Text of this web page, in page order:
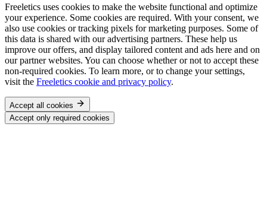
Freeletics uses cookies to make the website functional and optimize
your experience. Some cookies are required. With your consent, we
also use cookies or tracking pixels for marketing purposes. Some of
this data is shared with our advertising partners. These help us
improve our offers, and display tailored content and ads here and on
our partner websites. You can choose whether or not to accept these
non-required cookies. To learn more, or to change your settings,
visit the Freeletics cookie and privacy policy.
Accept all cookies
Accept only required cookies